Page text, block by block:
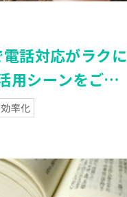
話対応がラクに
用シーンをご紹
率化